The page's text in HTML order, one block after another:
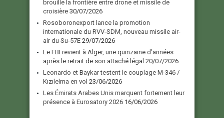
brouille la frontière entre drone et missile de
croisière 30/07/2026
Rosoboronexport lance la promotion
internationale du RVV-SDM, nouveau missile air-
air du Su-57E 29/07/2026
Le FBI revient à Alger, une quinzaine d’années
après le retrait de son attaché légal 20/07/2026
Leonardo et Baykar testent le couplage M-346 /
Kızılelma en vol 23/06/2026
Les Émirats Arabes Unis marquent fortement leur
présence à Eurosatory 2026 16/06/2026